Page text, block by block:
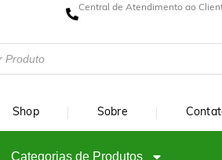
Central de Atendimento ao
Shop Sobre
Categorias de Produtos